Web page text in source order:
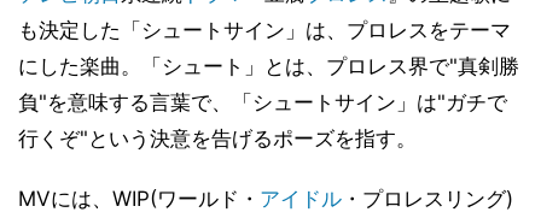
も決定した「シュートサイン」は、プロレスをテーマ
にした楽曲。「シュート」とは、プロレス界で"真剣勝
負"を意味する言葉で、「シュートサイン」は"ガチで
行くぞ"という決意を告げるポーズを指す。
MVには、WIP(ワールド・ アイドル ・プロレスリング)